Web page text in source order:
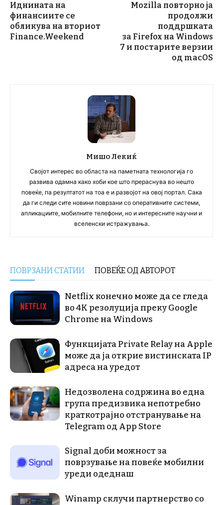
Иднината на
финансиите се
обликува на вториот
Finance.Weekend
Mozilla повторно ја
продолжи
поддршката
за Firefox на Windows
7 и постарите верзии
од macOS
Мишо Лекиќ
Својот интерес во областа на паметната технологија го
развива одамна како хоби кое што прераснува во нешто
повеќе, па резултатот на тоа е и развојот на овој портал. Сака
да ги следи сите новини поврзани со оперативните системи,
апликациите, мобилните телефони, но и интересните научни и
вселенски истражувања.
ПОВРЗАНИ СТАТИИ ПОВЕЌЕ ОД АВТОРОТ
Netflix конечно може да се гледа
во 4K резолуција преку Google
Chrome на Windows
Функцијата Private Relay на Apple
може да ја открие вистинската IP
адреса на уредот
Недозволена содржина во една
група предизвика непотребно
краткотрајно отстранување на
Telegram од App Store
Signal доби можност за
поврзување на повеќе мобилни
уреди одеднаш
Winamp склучи партнерство со